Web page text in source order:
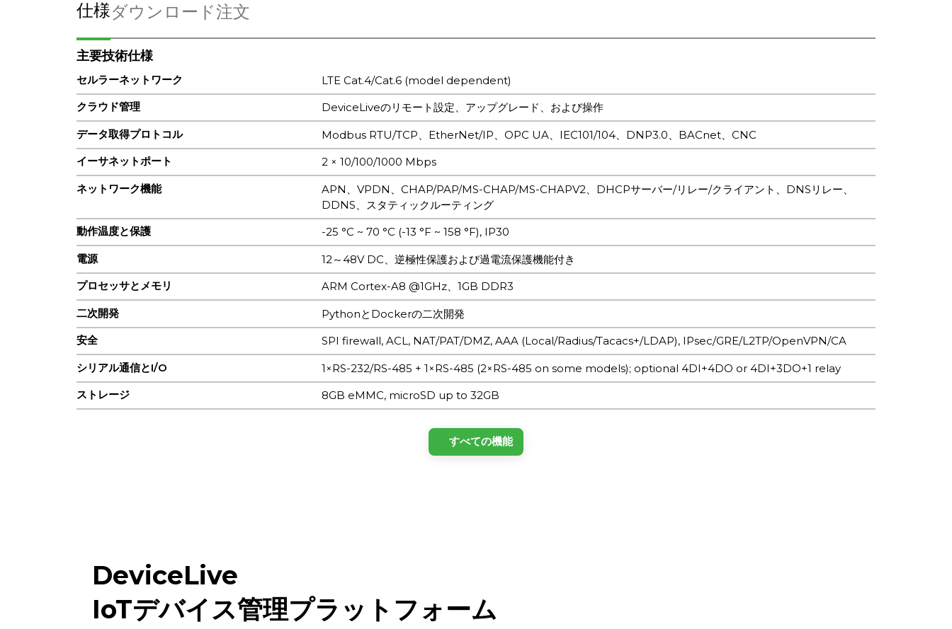
仕様ダウンロード注文
主要技術仕様
セルラーネットワーク
LTE Cat.4/Cat.6 (model dependent)
クラウド管理
DeviceLiveのリモート設定、アップグレード、および操作
データ取得プロトコル
Modbus RTU/TCP、EtherNet/IP、OPC UA、IEC101/104、DNP3.0、BACnet、CNC
イーサネットポート
2 × 10/100/1000 Mbps
ネットワーク機能
APN、VPDN、CHAP/PAP/MS-CHAP/MS-CHAPV2、DHCPサーバー/リレー/クライアント、DNSリレー、
DDNS、スタティックルーティング
動作温度と保護
-25 °C ~ 70 °C (-13 °F ~ 158 °F), IP30
電源
12～48V DC、逆極性保護および過電流保護機能付き
プロセッサとメモリ
ARM Cortex-A8 @1GHz、1GB DDR3
二次開発
PythonとDockerの二次開発
安全
SPI firewall, ACL, NAT/PAT/DMZ, AAA (Local/Radius/Tacacs+/LDAP), IPsec/GRE/L2TP/OpenVPN/CA
シリアル通信とI/O
1×RS-232/RS-485 + 1×RS-485 (2×RS-485 on some models); optional 4DI+4DO or 4DI+3DO+1 relay
ストレージ
8GB eMMC, microSD up to 32GB
ARM Cortex-A8 @1GHz
コンソールポート
イーサネットポート
2×10/100/1000 Mbps Ethernet ports (WAN/LAN or 2×LAN)
すべての機能
DeviceLive
IoTデバイス管理プラットフォーム